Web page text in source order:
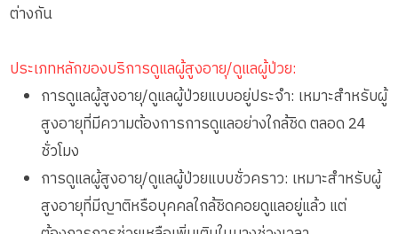
ต่างกัน
ประเภทหลักของบริการดูแลผู้สูงอายุ/ดูแลผู้ป่วย:
การดูแลผู้สูงอายุ/ดูแลผู้ป่วยแบบอยู่ประจำ: เหมาะสำหรับผู้
สูงอายุที่มีความต้องการการดูแลอย่างใกล้ชิด ตลอด 24
ชั่วโมง
การดูแลผู้สูงอายุ/ดูแลผู้ป่วยแบบชั่วคราว: เหมาะสำหรับผู้
สูงอายุที่มีญาติหรือบุคคลใกล้ชิดคอยดูแลอยู่แล้ว แต่